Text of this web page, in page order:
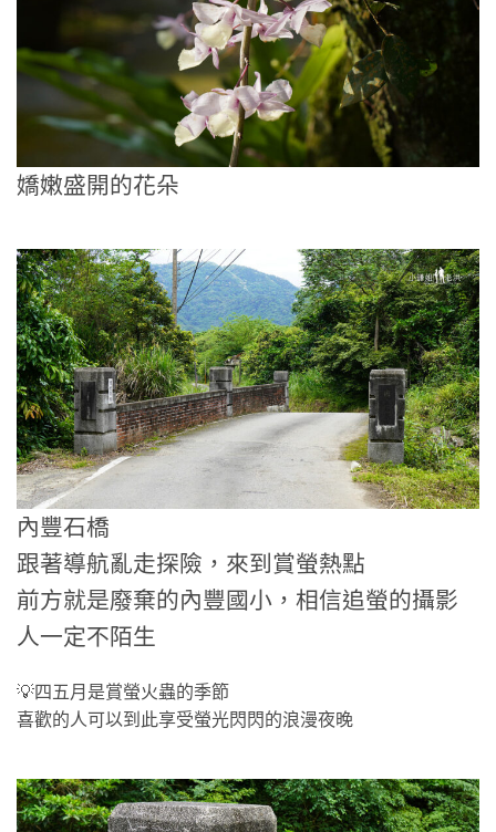
嬌嫩盛開的花朵
內豐石橋
跟著導航亂走探險，來到賞螢熱點
前方就是廢棄的內豐國小，相信追螢的攝影
人一定不陌生
💡四五月是賞螢火蟲的季節
喜歡的人可以到此享受螢光閃閃的浪漫夜晚